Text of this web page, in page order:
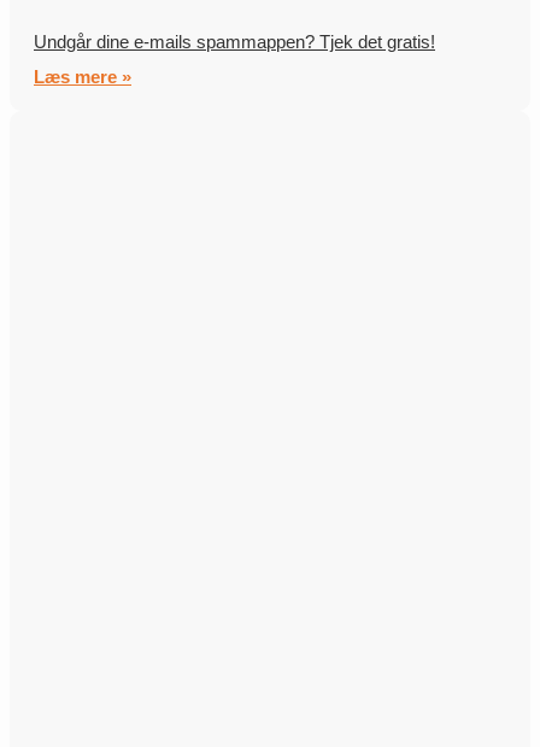
Undgår dine e-mails spammappen? Tjek det gratis!
Læs mere »